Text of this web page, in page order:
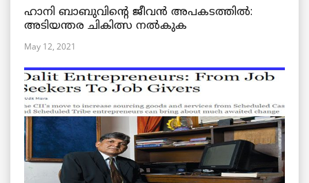
ഹാനി ബാബുവിന്റെ ജീവൻ അപകടത്തിൽ:
അടിയന്തര ചികിത്സ നൽകുക
May 12, 2021